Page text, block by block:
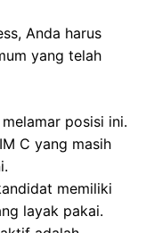
Anda harus
yang telah
posisi ini.
C yang masih
memiliki
layak pakai.